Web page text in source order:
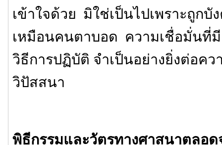
เข้าใจด้วย มิใช่เป็นไปเพราะถูกบั
เหมือนคนตาบอด ความเชื่อมั่นที่
วิธีการปฏิบัติ จำเป็นอย่างยิ่งต่อคว
วิปัสสนา
พิธีกรรมและวัตรทางศาสนาตลอ